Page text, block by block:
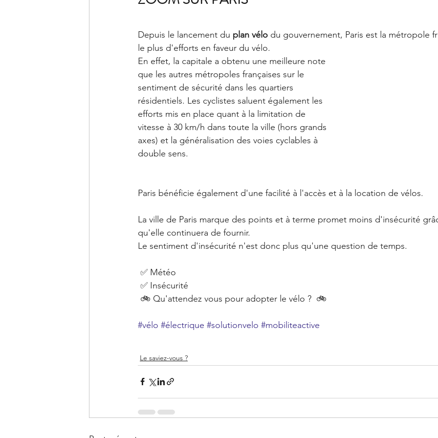
Depuis le lancement du plan vélo du gouvernement, Paris est la métropole
le plus d'efforts en faveur du vélo.
En effet, la capitale a obtenu une meilleure note
que les autres métropoles françaises sur le
sentiment de sécurité dans les quartiers
résidentiels. Les cyclistes saluent également les
efforts mis en place quant à la limitation de
vitesse à 30 km/h dans toute la ville (hors grands
axes) et la généralisation des voies cyclables à
double sens.
Paris bénéficie également d'une facilité à l'accès et à la location de vélos.
La ville de Paris marque des points et à terme promet moins d'insécurité
qu'elle continuera de fournir.
Le sentiment d'insécurité n'est donc plus qu'une question de temps.
✅ Météo
✅ Insécurité
🚲 Qu'attendez vous pour adopter le vélo ?  🚲
#vélo #électrique #solutionvelo #mobiliteactive
Le saviez-vous ?